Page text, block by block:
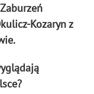
Kozaryn z